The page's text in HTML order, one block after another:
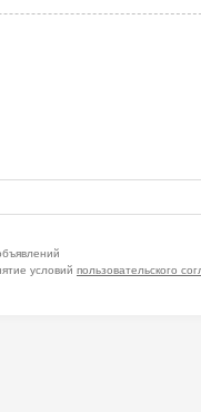
условий пользовательского